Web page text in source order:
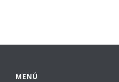
MENÚ